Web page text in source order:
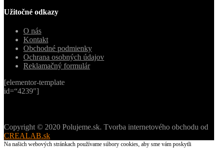
Užitočné odkazy
O nás
Kontakt
Obchodné podmienky
Ochrana osobných údajov
Reklamačný formulár
[elementor-template
id=“4239″]
Copyright © 2020 Polujeme.sk. Tvorba internetového obchodu od
CREALAB.sk
Na našich webových stránkach používame súbory cookies, aby sme vám poskytli